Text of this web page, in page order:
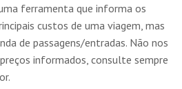
ferramenta que informa os
custos de uma viagem, mas
de passagens/entradas. Não nos
informados, consulte sempre